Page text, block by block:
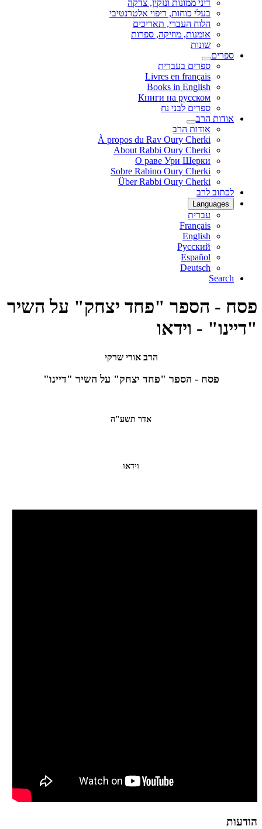
דיני ממונות ונזקין, צדקה
בעלי כוחות, ריפוי אלטרנטיבי
הלוח העברי, תאריכים
אומנות, מוזיקה, ספרות
שונות
ספרים
ספרים בעברית
Livres en français
Books in English
Книги на русском
ספרים לבני נח
אודות הרב
אודות הרב
À propos du Rav Oury Cherki
About Rabbi Oury Cherki
О раве Ури Шерки
Sobre Rabino Oury Cherki
Über Rabbi Oury Cherki
לכתוב לרב
Languages
עברית
Français
English
Русский
Español
Deutsch
Search
פסח - הספר "פחד יצחק" על השיר
"דיינו" - וידאו
הרב אורי שרקי
פסח - הספר "פחד יצחק" על השיר "דיינו"
אדר תשע"ה
וידאו
הודעות